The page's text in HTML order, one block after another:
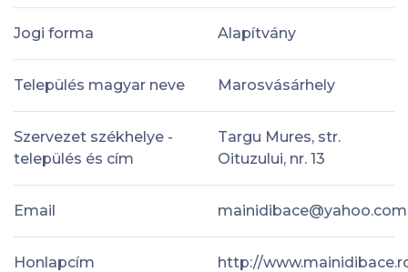
Jogi forma Alapítvány
Település magyar neve Marosvásárhely
Szervezet székhelye -
település és cím
Targu Mures, str.
Oituzului, nr. 13
Email mainidibace@yahoo.com
Honlapcím
http://